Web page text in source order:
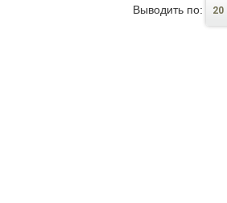
Выводить по: 20